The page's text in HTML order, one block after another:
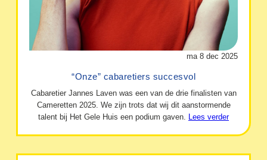
ma 8 dec 2025
“Onze” cabaretiers succesvol
Cabaretier Jannes Laven was een van de drie finalisten van
Cameretten 2025. We zijn trots dat wij dit aanstormende
talent bij Het Gele Huis een podium gaven. Lees verder